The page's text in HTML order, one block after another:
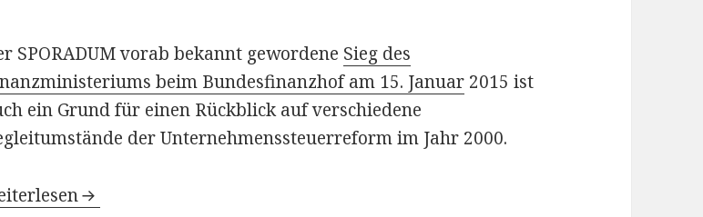
SPORADUM vorab bekannt gewordene Sieg des
beim Bundesfinanzhof am 15. Januar 2015 ist
ein Grund für einen Rückblick auf verschiedene
der Unternehmenssteuerreform im Jahr 2000.
72 BWL- und Jura-Professoren Gerhard Schröder einmal einen Rat erteilen